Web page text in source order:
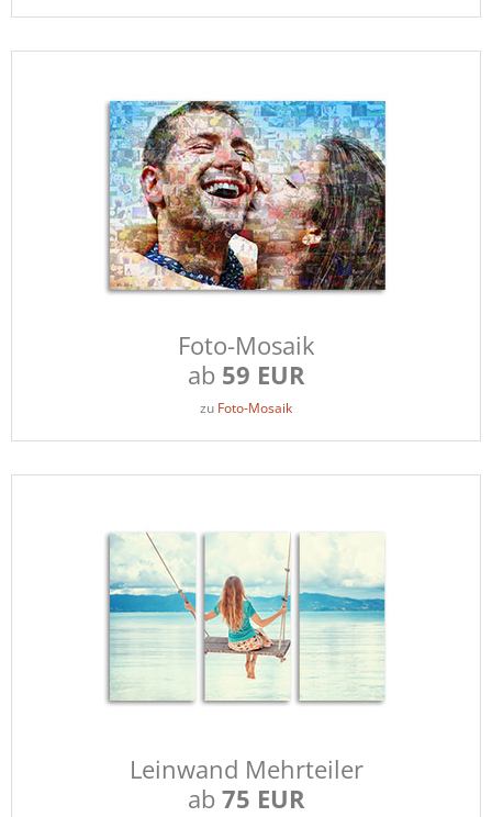
Foto-Mosaik
ab 59 EUR
zu Foto-Mosaik
Leinwand Mehrteiler
ab 75 EUR